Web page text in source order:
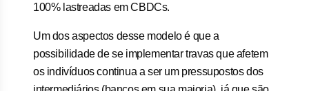
100% lastreadas em CBDCs.
Um dos aspectos desse modelo é que a
possibilidade de se implementar travas que afetem
os indivíduos continua a ser um pressupostos dos